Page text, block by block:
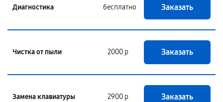
Диагностика бесплатно Заказать
Чистка от пыли 2000 р Заказать
Замена клавиатуры 2900 р Заказать